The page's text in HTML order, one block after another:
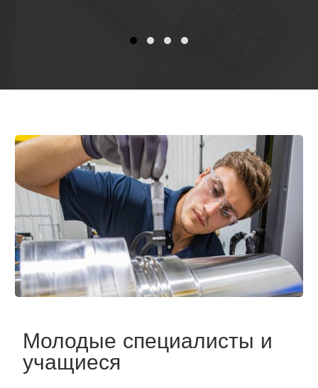
Молодые специалисты и
учащиеся